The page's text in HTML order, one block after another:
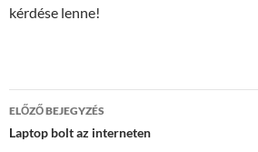
kérdése lenne!
Bejegyzés
navigáció
ELŐZŐ BEJEGYZÉS
Laptop bolt az interneten